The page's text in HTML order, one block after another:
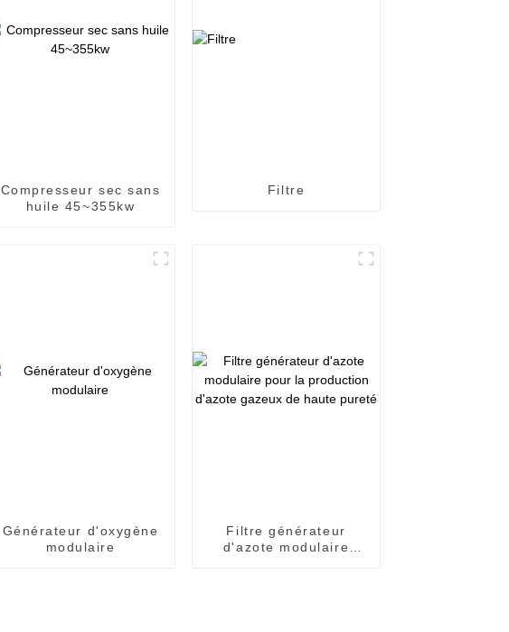
Compresseur sec sans
huile 45~355kw
Filtre
Générateur d'oxygène
modulaire
Filtre générateur
d'azote modulaire